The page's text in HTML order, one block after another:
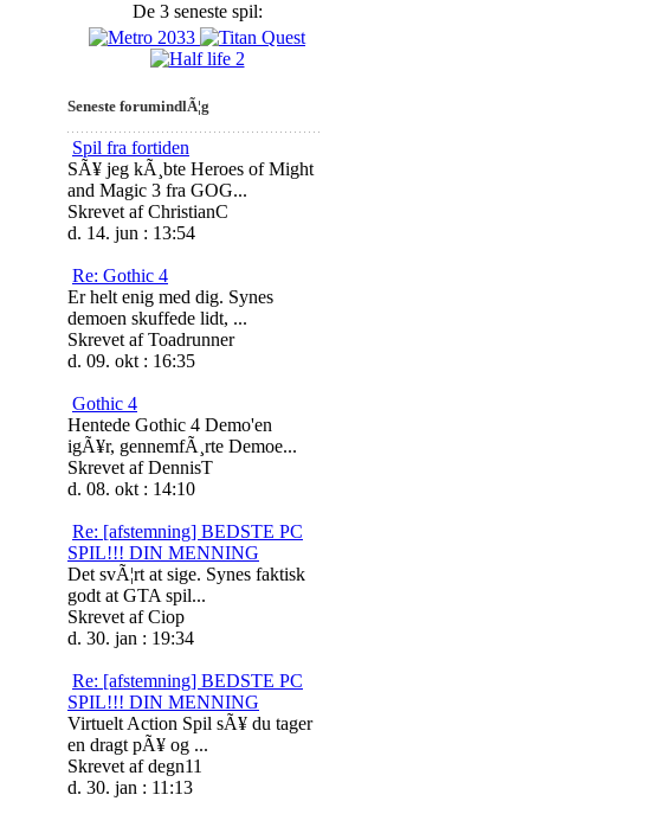
De 3 seneste spil:
Seneste forumindlÃ¦g
Spil fra fortiden
SÃ¥ jeg kÃ¸bte Heroes of Might
and Magic 3 fra GOG...
Skrevet af ChristianC
d. 14. jun : 13:54
Re: Gothic 4
Er helt enig med dig. Synes
demoen skuffede lidt, ...
Skrevet af Toadrunner
d. 09. okt : 16:35
Gothic 4
Hentede Gothic 4 Demo'en
igÃ¥r, gennemfÃ¸rte Demoe...
Skrevet af DennisT
d. 08. okt : 14:10
Re: [afstemning] BEDSTE PC
SPIL!!! DIN MENNING
Det svÃ¦rt at sige. Synes faktisk
godt at GTA spil...
Skrevet af Ciop
d. 30. jan : 19:34
Re: [afstemning] BEDSTE PC
SPIL!!! DIN MENNING
Virtuelt Action Spil sÃ¥ du tager
en dragt pÃ¥ og ...
Skrevet af degn11
d. 30. jan : 11:13